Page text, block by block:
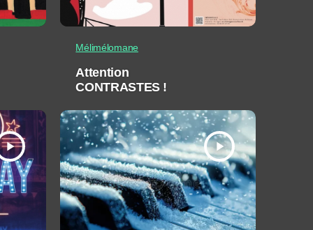
Mélimélomane
Attention
CONTRASTES !
play_arrow play_arrow